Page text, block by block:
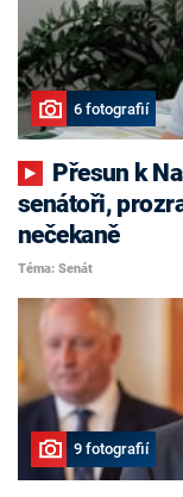
6 fotografií
senátoři,
nečekaně
Téma: Senát
9 fotografií